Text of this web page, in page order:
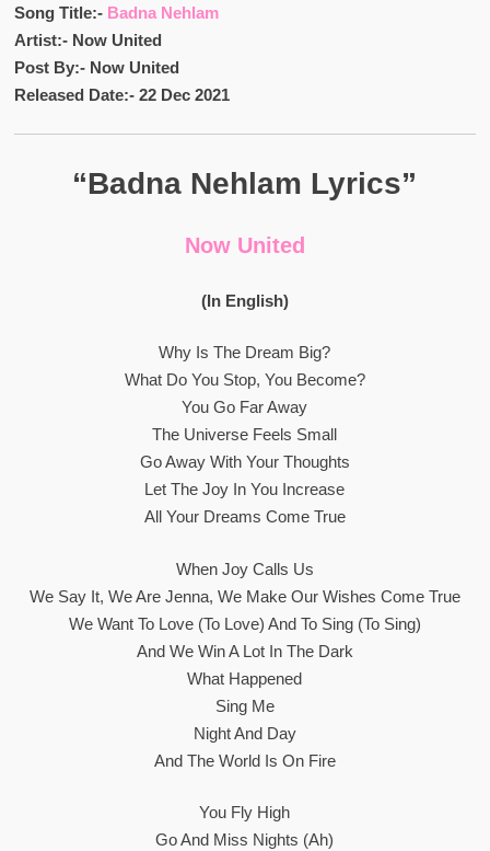
Song Title:- Badna Nehlam
Artist:- Now United
Post By:- Now United
Released Date:- 22 Dec 2021
“Badna Nehlam Lyrics”
Now United
(In English)
Why Is The Dream Big?
What Do You Stop, You Become?
You Go Far Away
The Universe Feels Small
Go Away With Your Thoughts
Let The Joy In You Increase
All Your Dreams Come True
When Joy Calls Us
We Say It, We Are Jenna, We Make Our Wishes Come True
We Want To Love (to Love) And To Sing (to Sing)
And We Win A Lot In The Dark
What Happened
Sing Me
Night And Day
And The World Is On Fire
You Fly High
Go And Miss Nights (Ah)